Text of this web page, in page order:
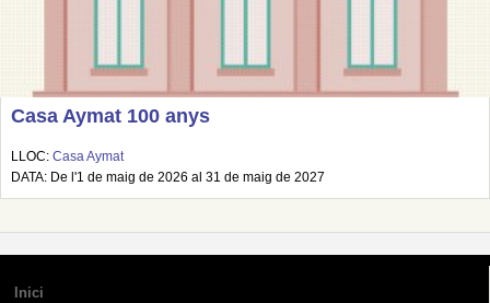
Casa Aymat 100 anys
LLOC: Casa Aymat
DATA: De l'1 de maig de 2026 al 31 de maig de 2027
Inici